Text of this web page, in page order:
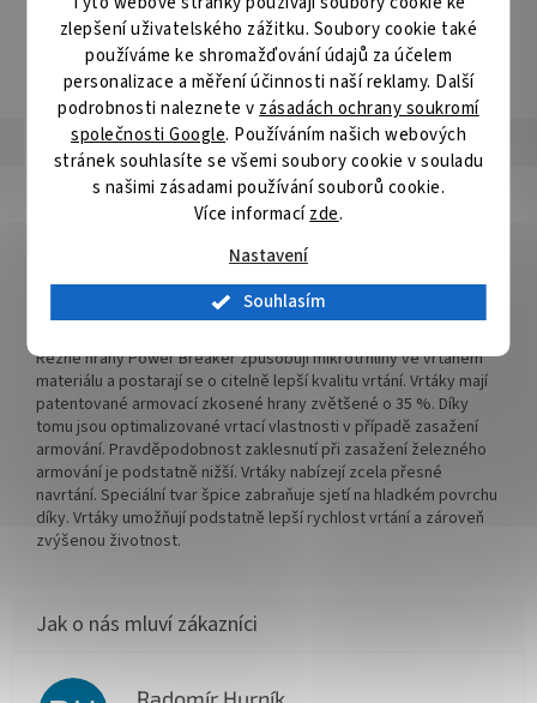
zlepšení uživatelského zážitku. Soubory cookie také
používáme ke shromažďování údajů za účelem
personalizace a měření účinnosti naší reklamy. Další
podrobnosti naleznete v zásadách ochrany soukromí
společnosti Google. Používáním našich webových
stránek souhlasíte se všemi soubory cookie v souladu
s našimi zásadami používání souborů cookie.
Více informacízde.
Nastavení
Souhlasím
ZOBRAZIT VŠECHNY SOUVISEJÍCÍ PRODUKTY
Popis Hodnocení Diskuze
Detailní popis produktu
V-PLUS stanovuje nová výkonnostní měřítka. Je důslednou
inovací miliónkrát osvědčeného příklepového vrtáku 4 PLUS.
Rychlost vrtání se vůči příklepovému vrtáku 4 PLUS zvýšila až o
12%. Skvěle se hodí i pro akumulátorové příklepové vrtačky. V-
Řezné hrany Power Breaker způsobují mikrotrhliny ve vrtaném
materiálu a postarají se o citelně lepší kvalitu vrtání. Vrtáky mají
patentované armovací zkosené hrany zvětšené o 35 %. Díky
tomu jsou optimalizované vrtací vlastnosti v případě zasažení
armování. Pravděpodobnost zaklesnutí při zasažení železného
armování je podstatně nižší. Vrtáky nabízejí zcela přesné
navrtání. Speciální tvar špice zabraňuje sjetí na hladkém povrchu
díky. Vrtáky umožňují podstatně lepší rychlost vrtání a zároveň
zvýšenou životnost.
Radomír Hurník